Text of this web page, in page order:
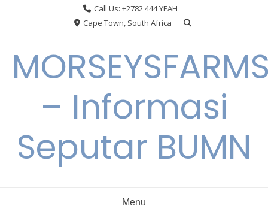
Call Us: +2782 444 YEAH
Cape Town, South Africa
– Informasi
Seputar BUMN
Menu